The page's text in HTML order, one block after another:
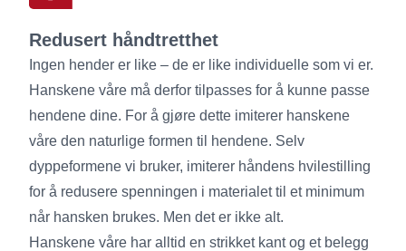
Redusert håndtretthet
Ingen hender er like – de er like individuelle som vi er.
Hanskene våre må derfor tilpasses for å kunne passe
hendene dine. For å gjøre dette imiterer hanskene
våre den naturlige formen til hendene. Selv
dyppeformene vi bruker, imiterer håndens hvilestilling
for å redusere spenningen i materialet til et minimum
når hansken brukes. Men det er ikke alt.
Hanskene våre har alltid en strikket kant og et belegg